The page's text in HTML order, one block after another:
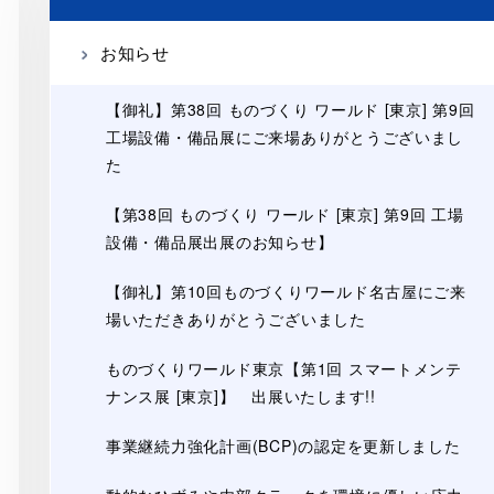
お知らせ
【御礼】第38回 ものづくり ワールド [東京] 第9回
工場設備・備品展にご来場ありがとうございまし
た
【第38回 ものづくり ワールド [東京] 第9回 工場
設備・備品展出展のお知らせ】
【御礼】第10回ものづくりワールド名古屋にご来
場いただきありがとうございました
ものづくりワールド東京【第1回 スマートメンテ
ナンス展 [東京]】 出展いたします!!
事業継続力強化計画(BCP)の認定を更新しました